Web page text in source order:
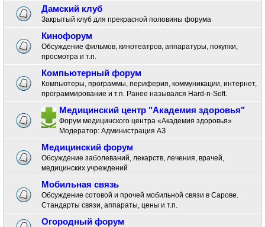
Дамский клуб
Закрытый клуб для прекрасной половины форума
Кинофорум
Обсуждение фильмов, кинотеатров, аппаратуры, покупки,
просмотра и т.п.
Компьютерный форум
Компьютеры, программы, периферия, коммуникации, интернет,
программирование и т.п. Ранее назывался Hard-n-Soft.
Медицинский центр "Академия здоровья"
Форум медицинского центра «Академия здоровья»
Модератор: Администрация АЗ
Медицинский форум
Обсуждение заболеваний, лекарств, лечения, врачей,
медицинских учреждений
Мобильная связь
Обсуждение сотовой и прочей мобильной связи в Сарове.
Стандарты связи, аппараты, цены и т.п.
Огородный форум